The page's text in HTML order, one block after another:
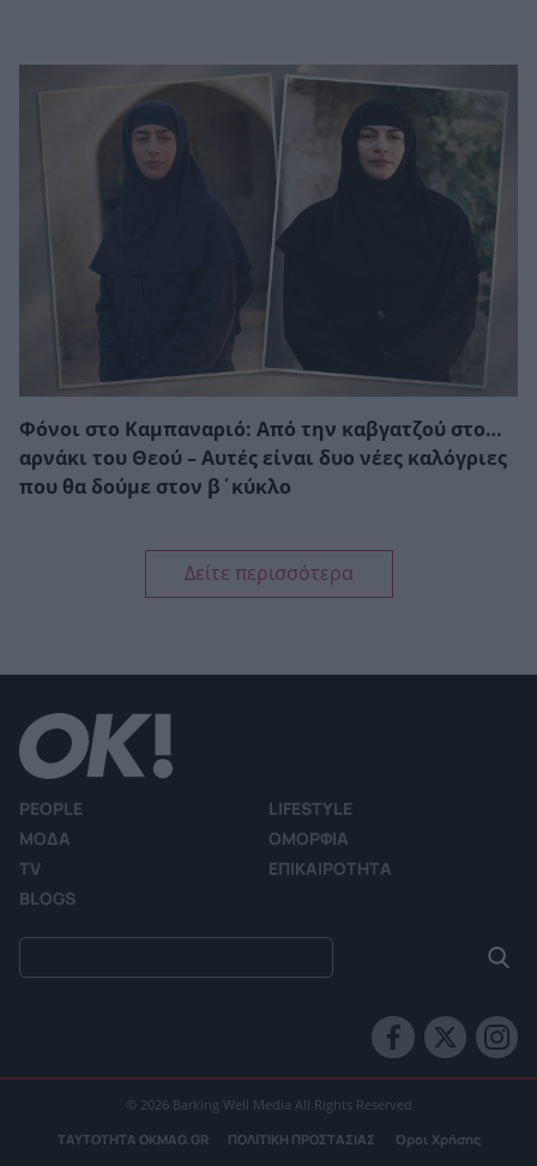
Φόνοι στο Καμπαναριό: Από την καβγατζού στο…
αρνάκι του Θεού – Αυτές είναι δυο νέες καλόγριες
που θα δούμε στον β΄κύκλο
Δείτε περισσότερα
PEOPLE
LIFESTYLE
ΜΟΔΑ
ΟΜΟΡΦΙΑ
TV
ΕΠΙΚΑΙΡΟΤΗΤΑ
BLOGS
© 2026 Barking Well Media All Rights Reserved
ΤΑΥΤΟΤΗΤΑ OKMAG.GR ΠΟΛΙΤΙΚΗ ΠΡΟΣΤΑΣΙΑΣ Όροι Χρήσης